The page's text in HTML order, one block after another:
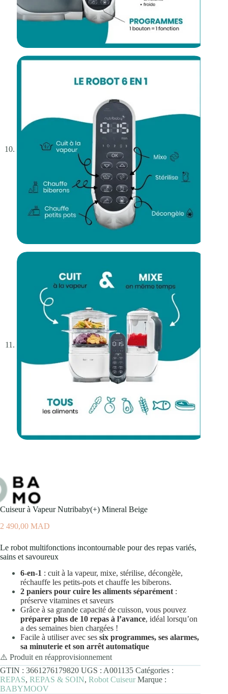
Cuiseur à Vapeur Nutribaby(+) Mineral Beige
2 490,00 MAD
Le robot multifonctions incontournable pour des repas variés,
sains et savoureux
6-en-1 : cuit à la vapeur, mixe, stérilise, décongèle,
réchauffe les petits-pots et chauffe les biberons.
2 paniers pour cuire les aliments séparément :
préserve vitamines et saveurs
Grâce à sa grande capacité de cuisson, vous pouvez
préparer plus de 10 repas à l’avance, idéal lorsqu’on
a des semaines bien chargées !
Facile à utiliser avec ses six programmes, ses alarmes,
sa minuterie et son arrêt automatique
⚠️ Produit en réapprovisionnement
GTIN : 3661276179820 UGS : A001135 Catégories :
REPAS, REPAS & SOIN, Robot Cuiseur Marque :
BABYMOOV